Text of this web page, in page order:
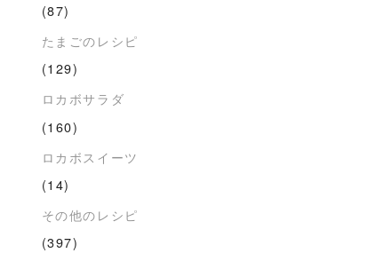
(87)
たまごのレシピ
(129)
ロカボサラダ
(160)
ロカボスイーツ
(14)
その他のレシピ
(397)